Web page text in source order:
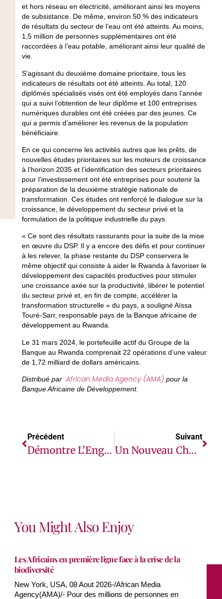
et hors réseau en électricité, améliorant ainsi les moyens
de subsistance. De même, environ 50 % des indicateurs
de résultats du secteur de l’eau ont été atteints. Au moins,
1,5 million de personnes supplémentaires ont été
raccordées à l’eau potable, améliorant ainsi leur qualité de
vie.
S’agissant du deuxième domaine prioritaire, tous les
indicateurs de résultats ont été atteints. Au total, 120
diplômés spécialisés visés ont été employés dans l’année
qui a suivi l’obtention de leur diplôme et 100 entreprises
numériques durables ont été créées par des jeunes. Ce
qui a permis d’améliorer les revenus de la population
bénéficiaire.
En ce qui concerne les activités autres que les prêts, de
nouvelles études prioritaires sur les moteurs de croissance
à l’horizon 2035 et l’identification des secteurs prioritaires
pour l’investissement ont été entreprises pour soutenir la
préparation de la deuxième stratégie nationale de
transformation. Ces études ont renforcé le dialogue sur la
croissance, le développement du secteur privé et la
formulation de la politique industrielle du pays.
« Ce sont des résultats rassurants pour la suite de la mise
en œuvre du DSP. Il y a encore des défis et pour continuer
à les relever, la phase restante du DSP conservera le
même objectif qui consiste à aider le Rwanda à favoriser le
développement des capacités productives pour stimuler
une croissance axée sur la productivité, libérer le potentiel
du secteur privé et, en fin de compte, accélérer la
transformation structurelle » du pays, a souligné Aïssa
Touré-Sarr, responsable pays de la Banque africaine de
développement au Rwanda.
Le 31 mars 2024, le portefeuille actif du Groupe de la
Banque au Rwanda comprenait 22 opérations d’une valeur
de 1,72 milliard de dollars américains.
Distribué par African Media Agency (AMA) pour la
Banque Africaine de Développement.
Précédent
Démontre L’Engagement Envers La Croissance Technologique Et L’Autonomisation De L’Entrepreneuriat En Afrique Au Forum CEO Africa 2024
Suivant
Un Nouveau Chapitre Pour Le Partenariat Entre Le Groupe De La Banque Mondiale Et Le Togo
You Might Also Enjoy
Les Africains en première ligne face à la crise de la
biodiversité
New York, USA, 08 Aout 2026-/African Media
Agency(AMA)/- Pour des millions de personnes en